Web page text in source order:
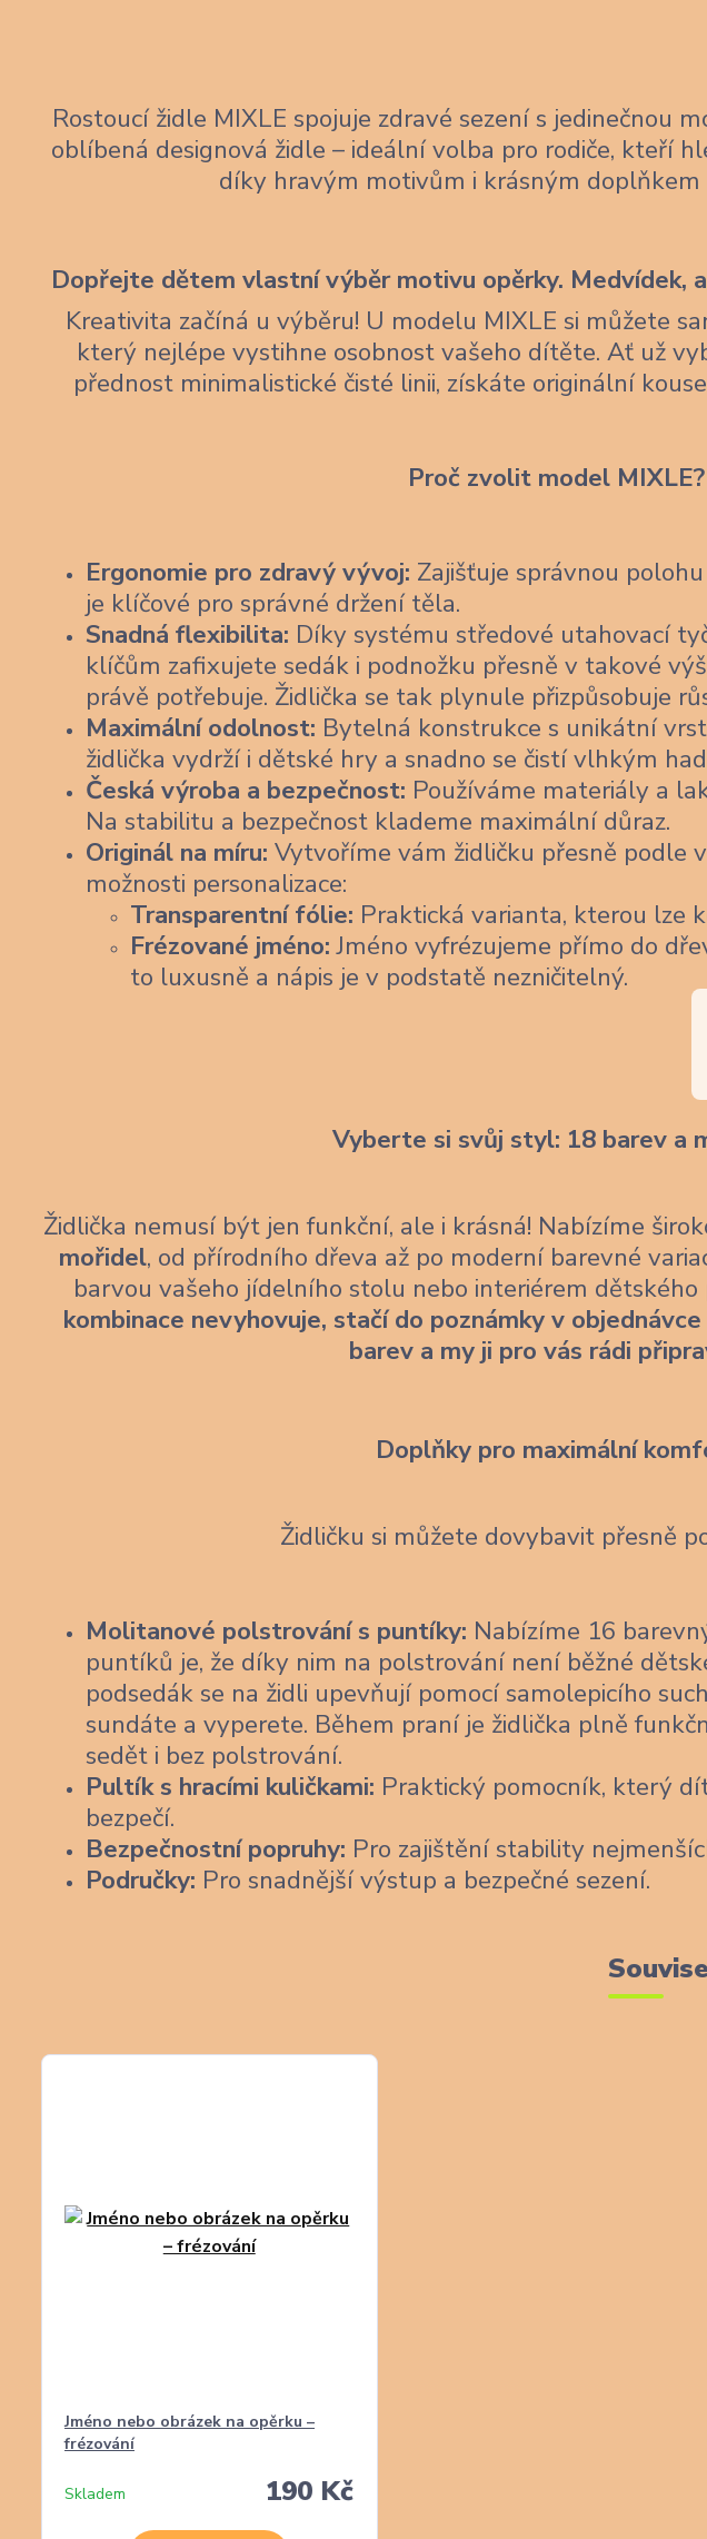
Rostoucí židle MIXLE spojuje zdravé sezení s jedinečnou
oblíbená designová židle – ideální volba pro rodiče, kteří
díky hravým motivům i krásným doplňkem
Dopřejte dětem vlastní výběr motivu opěrky. Medvídek,
Kreativita začíná u výběru! U modelu MIXLE si můžete
který nejlépe vystihne osobnost vašeho dítěte. Ať už
přednost minimalistické čisté linii, získáte originální
Proč zvolit model MIXLE?
Ergonomie pro zdravý vývoj: Zajišťuje správnou
je klíčové pro správné držení těla.
Snadná flexibilita: Díky systému středové utahovací
klíčům zafixujete sedák i podnožku přesně v takové
právě potřebuje. Židlička se tak plynule přizpůsobuje
Maximální odolnost: Bytelná konstrukce s unikátní
židlička vydrží i dětské hry a snadno se čistí vlhkým
Česká výroba a bezpečnost: Používáme materiály a
Na stabilitu a bezpečnost klademe maximální důraz.
Originál na míru: Vytvoříme vám židličku přesně podle
možnosti personalizace:
Transparentní fólie: Praktická varianta, kterou lze
Frézované jméno:Jméno vyfrézujeme přímo do
to luxusně a nápis je v podstatě nezničitelný.
Vyberte si svůj styl: 18 barev a
Židlička nemusí být jen funkční, ale i krásná! Nabízíme
mořidel, od přírodního dřeva až po moderní barevné
barvou vašeho jídelního stolu nebo interiérem dětského
kombinace nevyhovuje, stačí do poznámky v
barev a my ji pro vás rádi
Doplňky pro maximální
Židličku si můžete dovybavit přesně
Molitanové polstrování s puntíky: Nabízíme 16
puntíků je, že díky nim na polstrování není běžné
podsedák se na židli upevňují pomocí samolepicího
sundáte a vyperete. Během praní je židlička plně
sedět i bez polstrování.
Pultík s hracími kuličkami: Praktický pomocník, který
bezpečí.
Bezpečnostní popruhy: Pro zajištění stability
Područky: Pro snadnější výstup a bezpečné sezení.
Jméno nebo obrázek na opěrku –
frézování
190 Kč
Skladem